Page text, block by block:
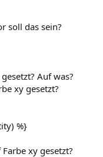
soll das sein?
Auf was?
xy gesetzt?
%}
xy gesetzt?